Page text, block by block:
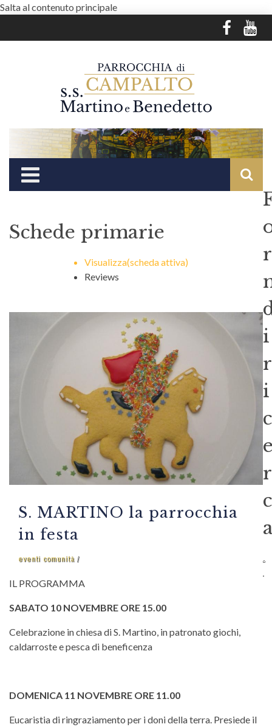
Salta al contenuto principale
r
i
r
i
c
r
c
Schede primarie
Visualizza(scheda attiva)
Reviews
S. MARTINO la parrocchia
in festa
eventi comunità
IL PROGRAMMA
SABATO 10 NOVEMBRE ORE 15.00
Celebrazione in chiesa di S. Martino, in patronato giochi,
caldarroste e pesca di beneficenza
DOMENICA 11 NOVEMBRE ORE 11.00
Eucaristia di ringraziamento per i doni della terra. Presiede il